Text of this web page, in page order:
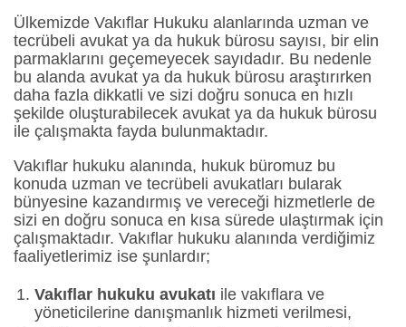
Ülkemizde Vakıflar Hukuku alanlarında uzman ve
tecrübeli avukat ya da hukuk bürosu sayısı, bir elin
parmaklarını geçemeyecek sayıdadır. Bu nedenle
bu alanda avukat ya da hukuk bürosu araştırırken
daha fazla dikkatli ve sizi doğru sonuca en hızlı
şekilde oluşturabilecek avukat ya da hukuk bürosu
ile çalışmakta fayda bulunmaktadır.
Vakıflar hukuku alanında, hukuk büromuz bu
konuda uzman ve tecrübeli avukatları bularak
bünyesine kazandırmış ve vereceği hizmetlerle de
sizi en doğru sonuca en kısa sürede ulaştırmak için
çalışmaktadır. Vakıflar hukuku alanında verdiğimiz
faaliyetlerimiz ise şunlardır;
Vakıflar hukuku avukatı ile vakıflara ve
yöneticilerine danışmanlık hizmeti verilmesi,